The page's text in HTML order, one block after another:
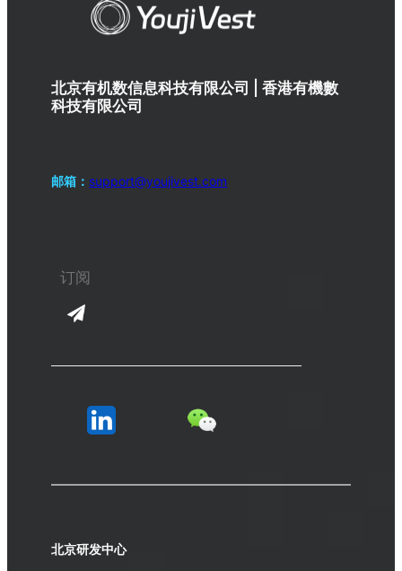
北京有机数信息科技有限公司 | 香港有機數
科技有限公司
邮箱： support@youjivest.com
北京研发中心